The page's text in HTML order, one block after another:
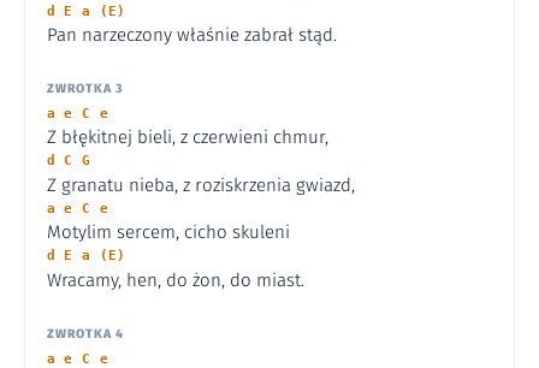
d E a (E)
Pan narzeczony właśnie zabrał stąd.
ZWROTKA 3
a e C e
Z błękitnej bieli, z czerwieni chmur,
d C G
Z granatu nieba, z roziskrzenia gwiazd,
a e C e
Motylim sercem, cicho skuleni
d E a (E)
Wracamy, hen, do żon, do miast.
ZWROTKA 4
a e C e